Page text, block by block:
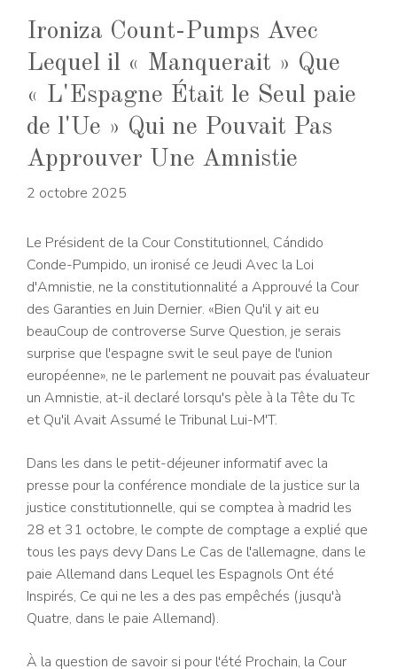
Ironiza Count-Pumps Avec
Lequel il « Manquerait » Que
« L'Espagne Était le Seul paie
de l'Ue » Qui ne Pouvait Pas
Approuver Une Amnistie
2 octobre 2025
Le Président de la Cour Constitutionnel, Cándido
Conde-Pumpido, un ironisé ce Jeudi Avec la Loi
d'Amnistie, ne la constitutionnalité a Approuvé la Cour
des Garanties en Juin Dernier. «Bien Qu'il y ait eu
beauCoup de controverse Surve Question, je serais
surprise que l'espagne swit le seul paye de l'union
européenne», ne le parlement ne pouvait pas évaluateur
un Amnistie, at-il declaré lorsqu's pèle à la Tête du Tc
et Qu'il Avait Assumé le Tribunal Lui-M'T.
Dans les dans le petit-déjeuner informatif avec la
presse pour la conférence mondiale de la justice sur la
justice constitutionnelle, qui se comptea à madrid les
28 et 31 octobre, le compte de comptage a explié que
tous les pays devy Dans Le Cas de l'allemagne, dans le
paie Allemand dans Lequel les Espagnols Ont été
Inspirés, Ce qui ne les a des pas empêchés (jusqu'à
Quatre, dans le paie Allemand).
À la question de savoir si pour l'été Prochain, la Cour